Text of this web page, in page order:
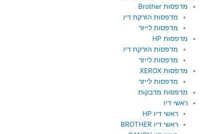
מדפסות Brother
מדפסות הזרקת דיו
מדפסות לייזר
מדפסות HP
מדפסות הזרקת דיו
מדפסות לייזר
מדפסות XEROX
מדפסות לייזר
מדפסות מדבקות
ראשי דיו
ראשי דיו HP
ראשי דיו BROTHER